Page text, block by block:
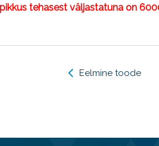
tehasest väljastatuna on
Eelmine toode